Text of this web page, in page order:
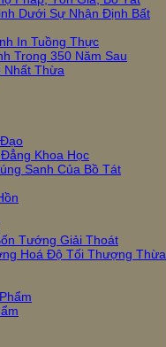
Dưới Sự Nhận Định Bất
In Tuồng Thực
Trong 350 Năm Sau
Nhất Thừa
Khoa Học
Sanh Của Bồ Tát
Tướng Giải Thoát
Hoá Độ Tối Thượng Thừa